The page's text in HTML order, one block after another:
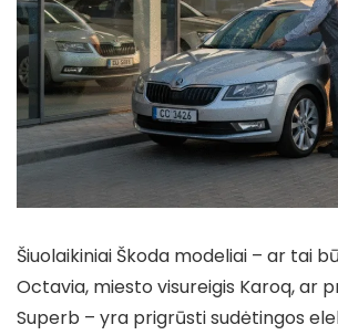
Šiuolaikiniai Škoda modeliai – ar tai
Octavia, miesto visureigis Karoq, ar
Superb – yra prigrūsti sudėtingos